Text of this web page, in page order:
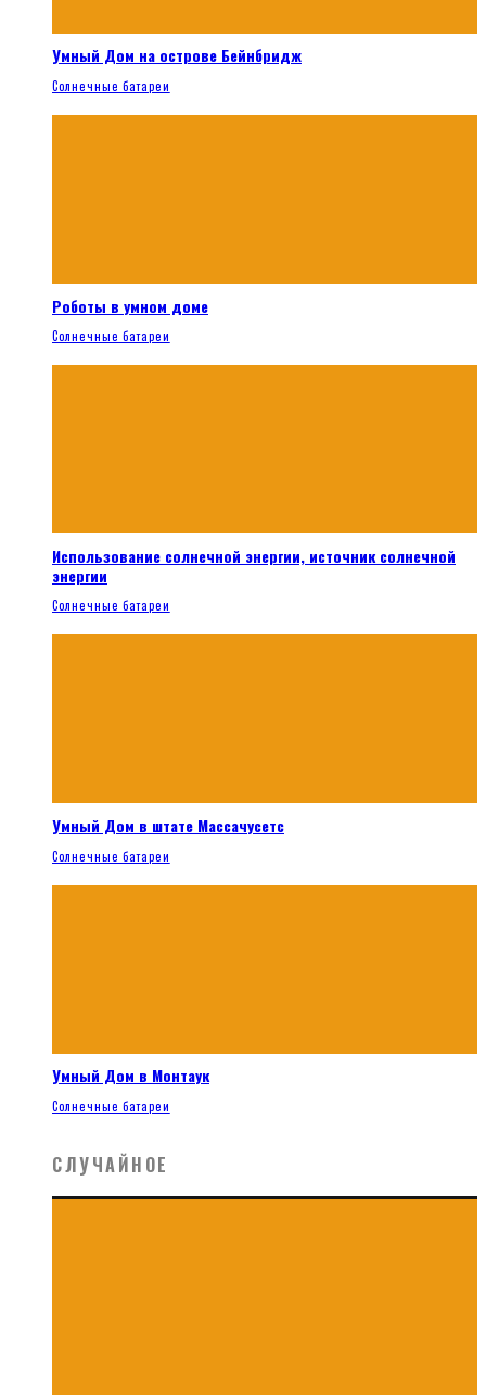
Умный Дом на острове Бейнбридж
Солнечные батареи
Роботы в умном доме
Солнечные батареи
Использование солнечной энергии, источник солнечной
энергии
Солнечные батареи
Умный Дом в штате Массачусетс
Солнечные батареи
Умный Дом в Монтаук
Солнечные батареи
СЛУЧАЙНОЕ